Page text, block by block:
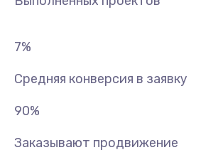
7%
Средняя конверсия в заявку
90%
Заказывают продвижение